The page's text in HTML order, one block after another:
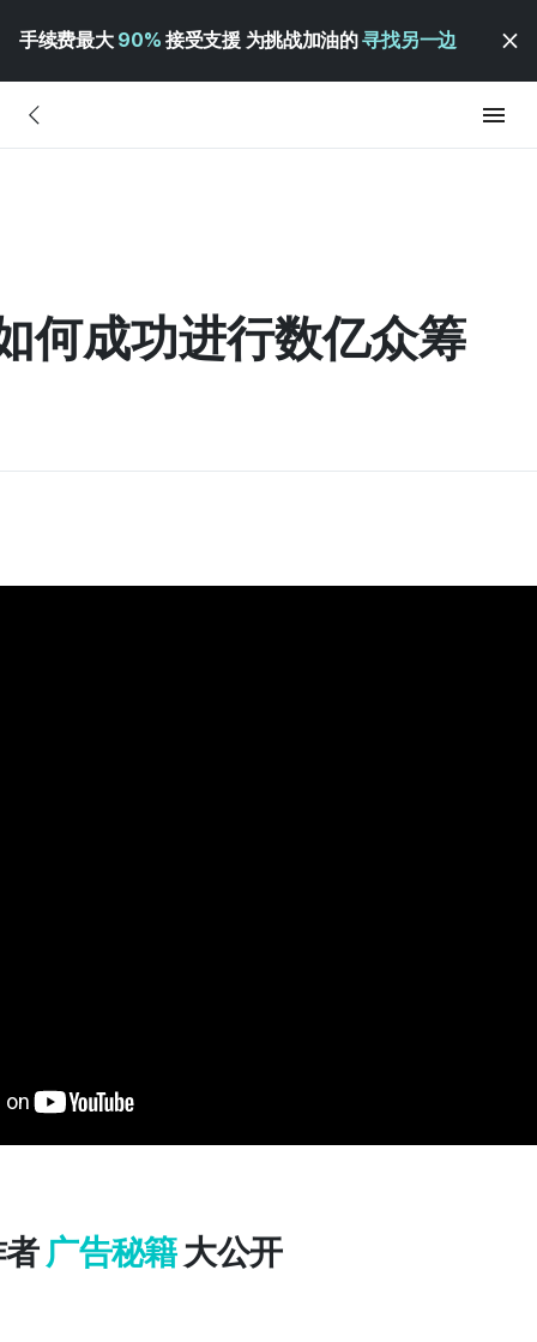
手续费最大 90% 接受支援 为挑战加油的寻找另一边
何成功进行数亿众筹
广告秘籍大公开